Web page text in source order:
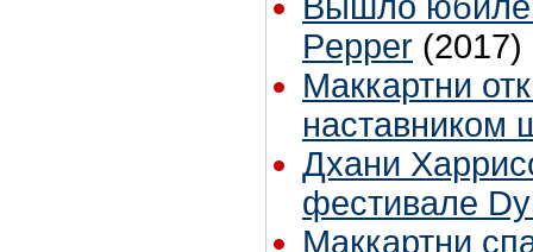
Pepper (2017)
Маккартни
наставником
Дхани
фестивале
Маккартни